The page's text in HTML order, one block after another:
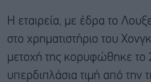
Η εταιρεία, με έδρα το
στο χρηματιστήριο του
μετοχή της κορυφώθηκε το
υπερδιπλάσια τιμή από την